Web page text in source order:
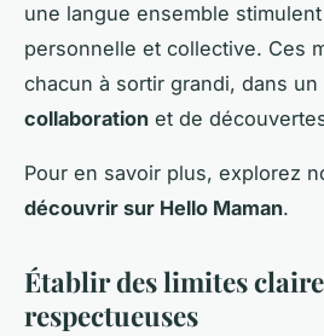
une langue ensemble
personnelle et collective. Ces
chacun à sortir grandi, dans un
collaboration et de
Pour en savoir plus, explorez
découvrir sur Hello Maman.
Établir des limites
respectueuses